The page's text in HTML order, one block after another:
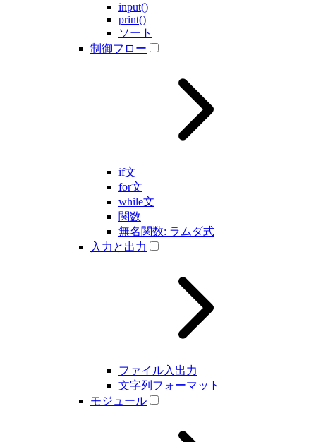
input()
print()
ソート
制御フロー
if文
for文
while文
関数
無名関数: ラムダ式
入力と出力
ファイル入出力
文字列フォーマット
モジュール